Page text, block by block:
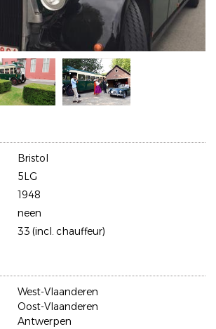
Bristol
5LG
1948
neen
33 (incl. chauffeur)
West-Vlaanderen
Oost-Vlaanderen
Antwerpen